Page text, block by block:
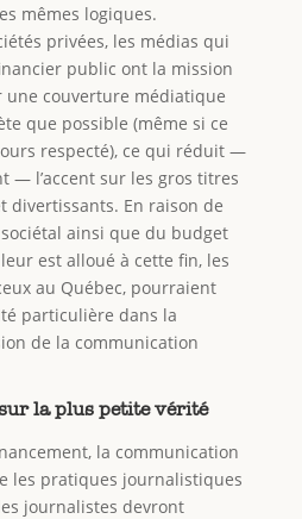
mêmes logiques.
privées, les médias qui
public ont la mission
couverture médiatique
que possible (même si ce
respecté), ce qui réduit —
— l’accent sur les gros titres
divertissants. En raison de
ainsi que du budget
est alloué à cette fin, les
au Québec, pourraient
particulière dans la
de la communication
la plus petite vérité
la communication
les pratiques journalistiques
journalistes devront